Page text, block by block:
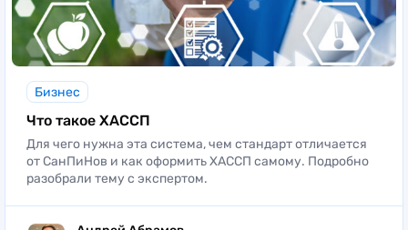
Бизнес
Что такое ХАССП
Для чего нужна эта система, чем стандарт отличается
от СанПиНов и как оформить ХАССП самому. Подробно
разобрали тему с экспертом.